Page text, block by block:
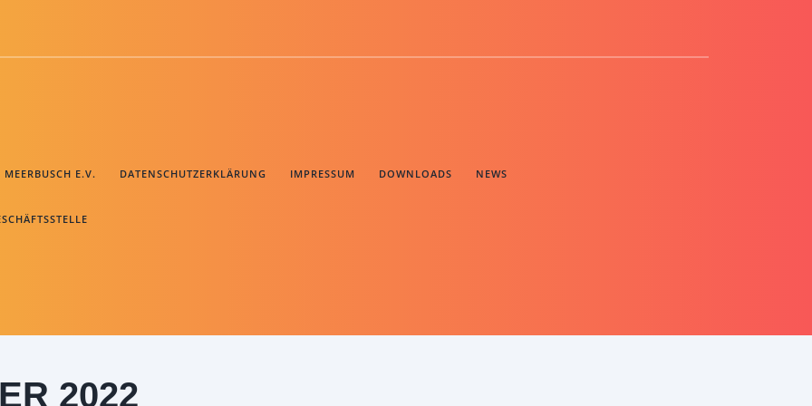
MEERBUSCH E.V. DATENSCHUTZERKLÄRUNG IMPRESSUM DOWNLOADS NEWS
2022